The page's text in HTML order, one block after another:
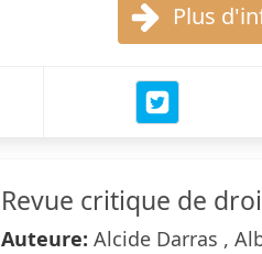
Plus
Revue critique de
Auteure: Alcide Darras ,